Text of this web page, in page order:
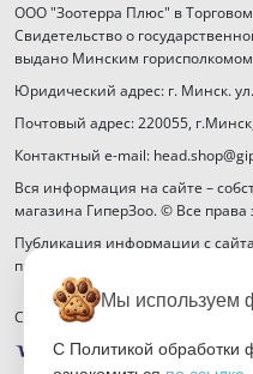
ООО "Зоотерра Плюс" в Торговом
Свидетельство о
выдано Минским горисполкомом
Юридический адрес: г. Минск.
Почтовый адрес: 220055,
Контактный e-mail:
Вся информация на сайте –
магазина ГиперЗоо. © Все
Публикация информации с
правообладателя запрещена.
Способы оплаты
Мы используем
С Политикой обработки